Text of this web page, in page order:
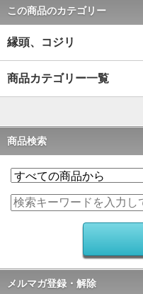
この商品のカテゴリー
縁頭、コジリ
商品カテゴリー一覧
商品検索
メルマガ登録・解除